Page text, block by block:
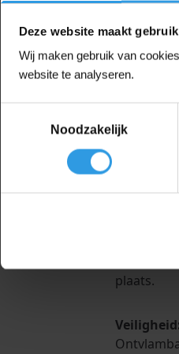
Deze website maakt
Wij maken gebruik van
website te analyseren.
Noodzakelijk
U
Reiniging:
Reinigt
Voeg
dompel
plaats.